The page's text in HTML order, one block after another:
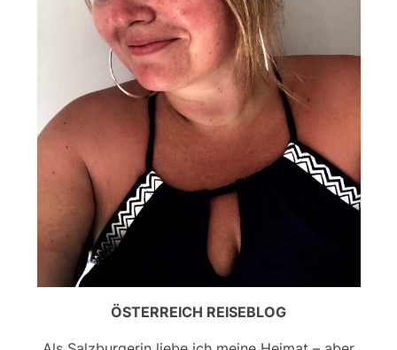
ÖSTERREICH REISEBLOG